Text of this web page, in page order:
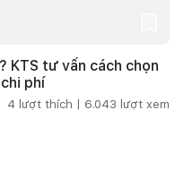
KTS tư vấn cách chọn
phí
4 lượt thích | 6.043 lượt xem